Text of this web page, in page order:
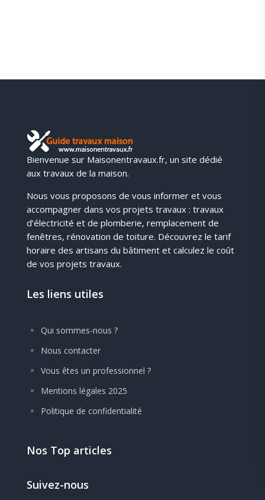
Bienvenue sur Maisonentravaux.fr, un site dédié
aux travaux de la maison.
Nous vous proposons de vous informer et vous
accompagner dans vos projets travaux : travaux
d’électricité et de plomberie, remplacement de
fenêtres, rénovation de toiture. Découvrez le tarif
horaire des artisans du bâtiment et calculez le coût
de vos projets travaux.
Les liens utiles
Qui sommes-nous ?
Nous contacter
Vous êtes un professionnel ?
Mentions légales 2025
Politique de confidentialité
Nos Top articles
Suivez-nous